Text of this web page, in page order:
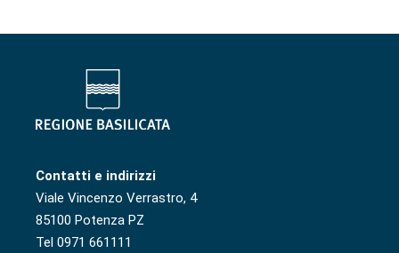
Contatti e indirizzi
Viale Vincenzo Verrastro, 4
85100 Potenza PZ
Tel 0971 661111